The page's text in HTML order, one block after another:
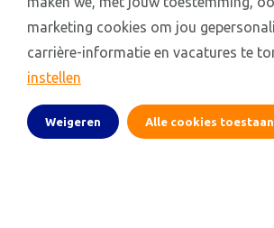
marketing cookies om jou
carrière-informatie en vacatures te
instellen
Weigeren Alle cookies toestaan